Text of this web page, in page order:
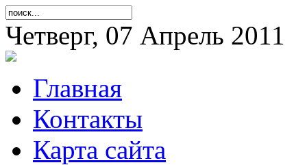
Четверг, 07 Апрель 2011
Главная
Контакты
Карта сайта